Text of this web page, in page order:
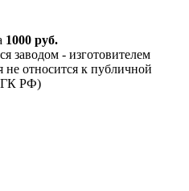
1000 руб.
заводом - изготовителем
относится к публичной
ГК РФ)